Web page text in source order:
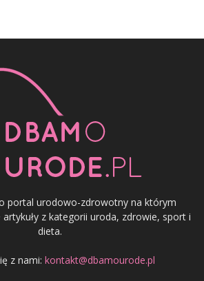
portal urodowo-zdrowotny na którym
z kategorii uroda, zdrowie, sport i
dieta.
z nami: kontakt@dbamourode.pl